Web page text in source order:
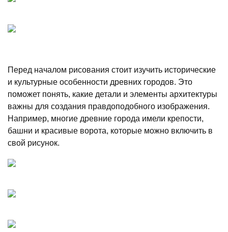
Перед началом рисования стоит изучить исторические
и культурные особенности древних городов. Это
поможет понять, какие детали и элементы архитектуры
важны для создания правдоподобного изображения.
Например, многие древние города имели крепости,
башни и красивые ворота, которые можно включить в
свой рисунок.